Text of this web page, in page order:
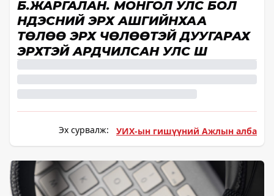
Б.ЖАРГАЛАН. МОНГОЛ УЛС БОЛ
ҮНДЭСНИЙ ЭРХ АШГИЙНХАА
ТӨЛӨӨ ЭРХ ЧӨЛӨӨТЭЙ ДУУГАРАХ
ЭРХТЭЙ АРДЧИЛСАН УЛС ШҮҮ
Эх сурвалж: УИХ-ын гишүүний Ажлын алба